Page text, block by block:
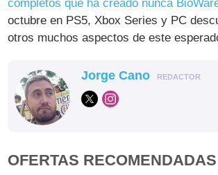
completos que ha creado nunca
octubre en PS5, Xbox Series y PC
otros muchos aspectos de este
Jorge Cano REDACTOR
OFERTAS RECOMENDADAS